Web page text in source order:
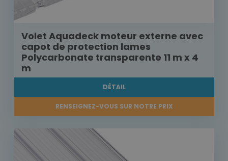
Volet Aquadeck moteur externe avec
capot de protection lames
Polycarbonate transparente 11 m x 4
m
DÉTAIL
RENSEIGNEZ-VOUS SUR NOTRE PRIX